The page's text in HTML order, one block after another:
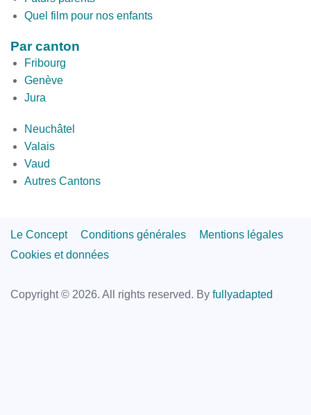
Quel film pour nos enfants
Par canton
Fribourg
Genève
Jura
par
canton
2
Neuchâtel
Valais
Vaud
Autres Cantons
Footer
Links
Le Concept Conditions générales
Mentions légales
Cookies et données
Copyright © 2026. All rights reserved. By fullyadapted